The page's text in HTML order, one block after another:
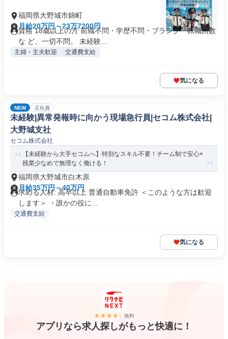
福岡県大野城市錦町
月給20万円～23万7200円
資格 18歳以上の方 前職不問・学歴不問・ブランク・転職回数
な ど、一切不問。 未経験...
主婦・主夫歓迎 交通費支給
気になる
NEW 正社員
未経験|異常発報時に向かう現場急行員|セコム株式会社|
大野城支社
セコム株式会社
【未経験から大手セコムへ】特別なスキル不要！チーム制で安心×
残業少なめで無理なく働ける！
福岡県大野城市白木原
月給35万円～40万円
求める人材: 高卒以上 普通自動車免許 ＜このような方は歓迎
します＞ ・誰かの役に...
交通費支給
気になる
無料
アプリなら求人探しがもっと快適に！